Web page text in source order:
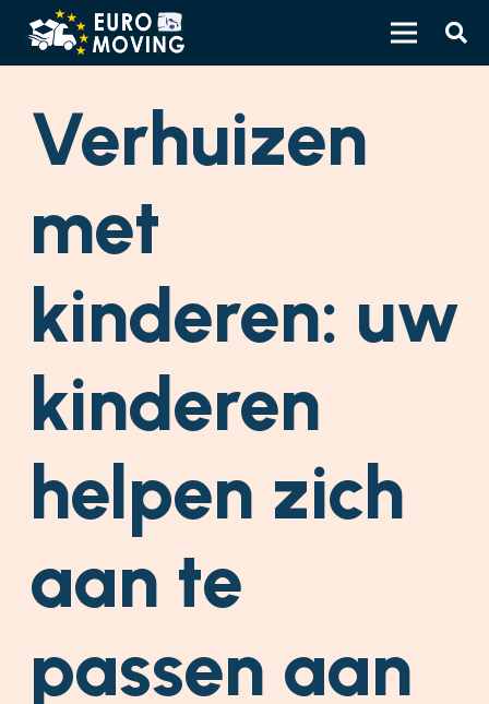
Verhuizen
met
kinderen: uw
kinderen
helpen zich
aan te
passen aan